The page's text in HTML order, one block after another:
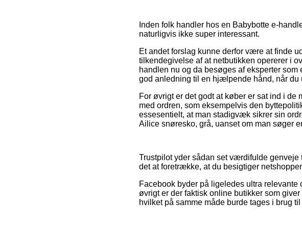
Inden folk handler hos en Babybotte e-
naturligvis ikke super interessant.
Et andet forslag kunne derfor være at finde
tilkendegivelse af at netbutikken opererer i
handlen nu og da besøges af eksperter
god anledning til en hjælpende hånd, når
For øvrigt er det godt at køber er sat ind i
med ordren, som eksempelvis den
essesentielt, at man stadigvæk sikrer sin
Ailice snøresko, grå, uanset om man søger
Trustpilot yder sådan set værdifulde
det at foretrække, at du besigtiger
Facebook byder på ligeledes ultra relevante
øvrigt er der faktisk online butikker som
hvilket på samme måde burde tages i brug